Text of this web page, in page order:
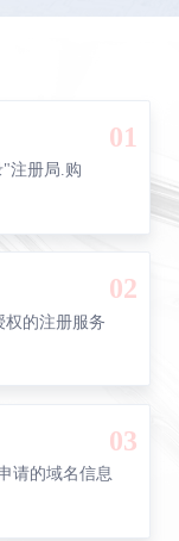
"注册局.购
01
权的注册服务
02
请的域名信息
03